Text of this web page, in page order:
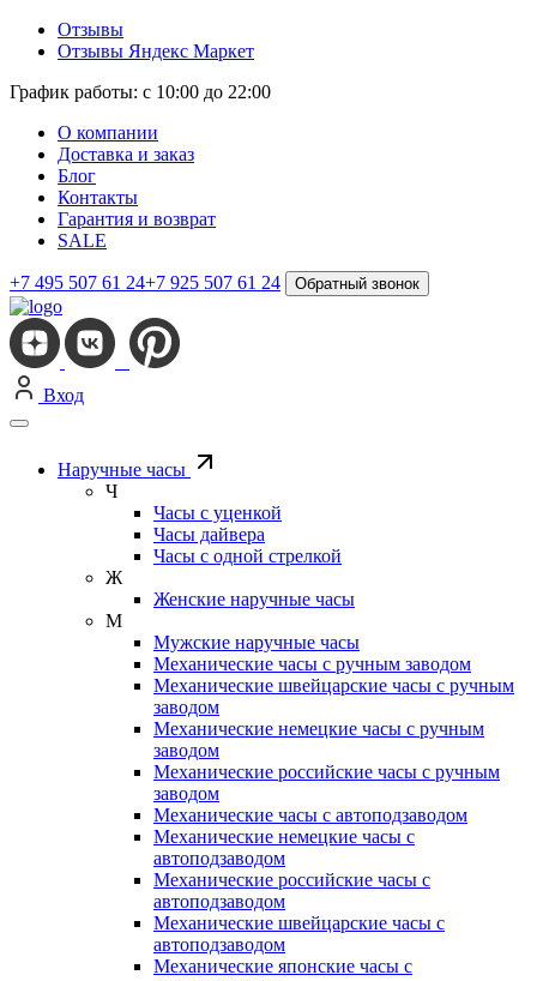
Отзывы
Отзывы Яндекс Маркет
График работы: с 10:00 до 22:00
О компании
Доставка и заказ
Блог
Контакты
Гарантия и возврат
SALE
+7 495 507 61 24+7 925 507 61 24 Обратный звонок
Вход
Наручные часы
Ч
Часы с уценкой
Часы дайвера
Часы с одной стрелкой
Ж
Женские наручные часы
М
Мужские наручные часы
Механические часы с ручным заводом
Механические швейцарские часы с ручным
заводом
Механические немецкие часы с ручным
заводом
Механические российские часы с ручным
заводом
Механические часы с автоподзаводом
Механические немецкие часы с
автоподзаводом
Механические российские часы с
автоподзаводом
Механические швейцарские часы с
автоподзаводом
Механические японские часы с